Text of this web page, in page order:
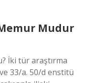
Mudur
İki tür araştırma
33/a. 50/d enstitü